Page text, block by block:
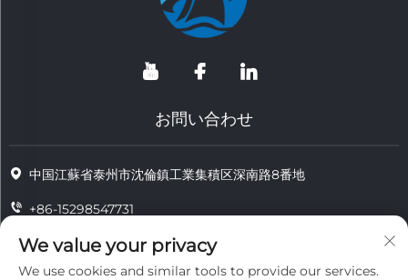
お問い合わせ
中国江蘇省泰州市沈倫鎮工業集積区深南路8番地
+86-15298547731
+86-15298547731
[email protected]
We value your privacy
We use cookies and similar tools to provide our services.